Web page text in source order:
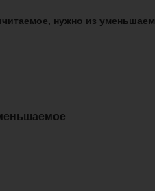
нужно из